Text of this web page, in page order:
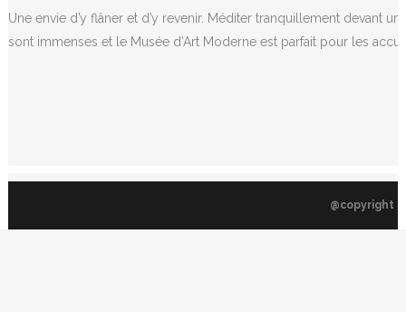
Une envie d’y flâner et d’y revenir. Méditer tranquillement devant
sont immenses et le Musée d’Art Moderne est parfait pour les
@copyright